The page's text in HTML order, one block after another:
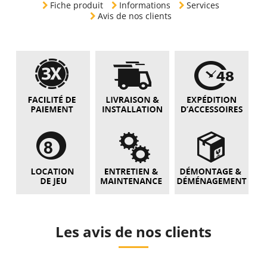
Fiche produit Informations
Services
Avis de nos clients
Les avis de nos clients